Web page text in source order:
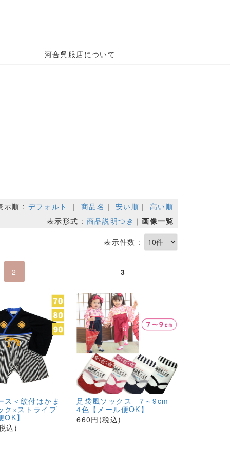
河合呉服店について
示順 : デフォルト ｜ 商品名 ｜ 安い順 ｜ 高い順
表示形式 : 商品説明つき ｜画像一覧
表示件数 :
2 3
ス＜紋付はかま
×ストライプ
】
込)
足袋風ソックス 7～9cm
4色【メール便OK】
660円(税込)